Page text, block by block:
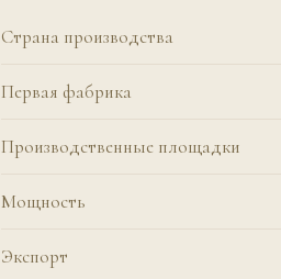
Страна производства
Первая фабрика
Производственные площадки
Мощность
Экспорт